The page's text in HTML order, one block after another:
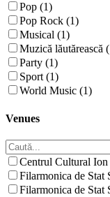
Pop (1)
Pop Rock (1)
Musical (1)
Muzică lăutărească
Party (1)
Sport (1)
World Music (1)
Venues
Centrul Cultural
Filarmonica de Stat
Filarmonica de Stat